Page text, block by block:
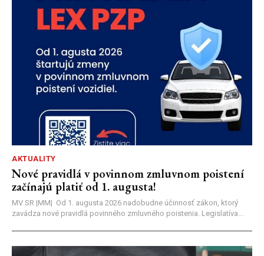
AKTUALITY
Nové pravidlá v povinnom zmluvnom poistení
začínajú platiť od 1. augusta!
MV SR |MM| Od 1. augusta 2026 nadobudne účinnosť zákon, ktorý
zavádza nové pravidlá povinného zmluvného poistenia. Legislatíva...